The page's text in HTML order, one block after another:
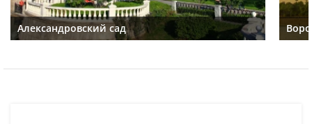
Александровский сад